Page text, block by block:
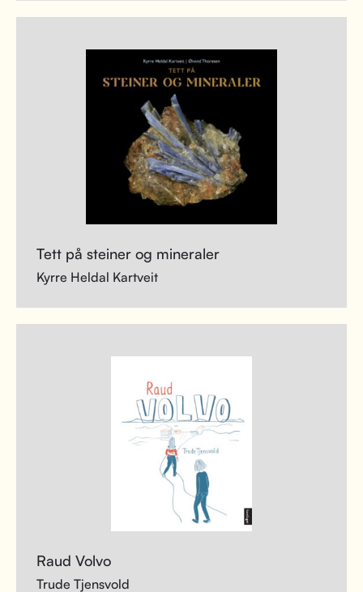
Tett på steiner og mineraler
Kyrre Heldal Kartveit
Raud Volvo
Trude Tjensvold